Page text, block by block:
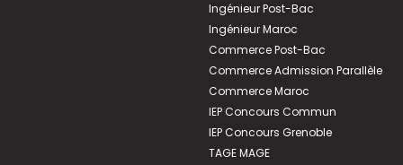
Ingénieur Post-Bac
Ingénieur Maroc
Commerce Post-Bac
Commerce Admission Parallèle
Commerce Maroc
IEP Concours Commun
IEP Concours Grenoble
TAGE MAGE